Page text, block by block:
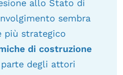
allo Stato di
sembra
più strategico
di costruzione
parte degli attori